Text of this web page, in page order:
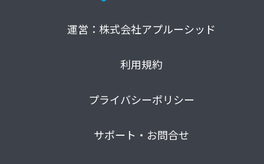
運営：株式会社アプルーシッド
利用規約
プライバシーポリシー
サポート・お問合せ